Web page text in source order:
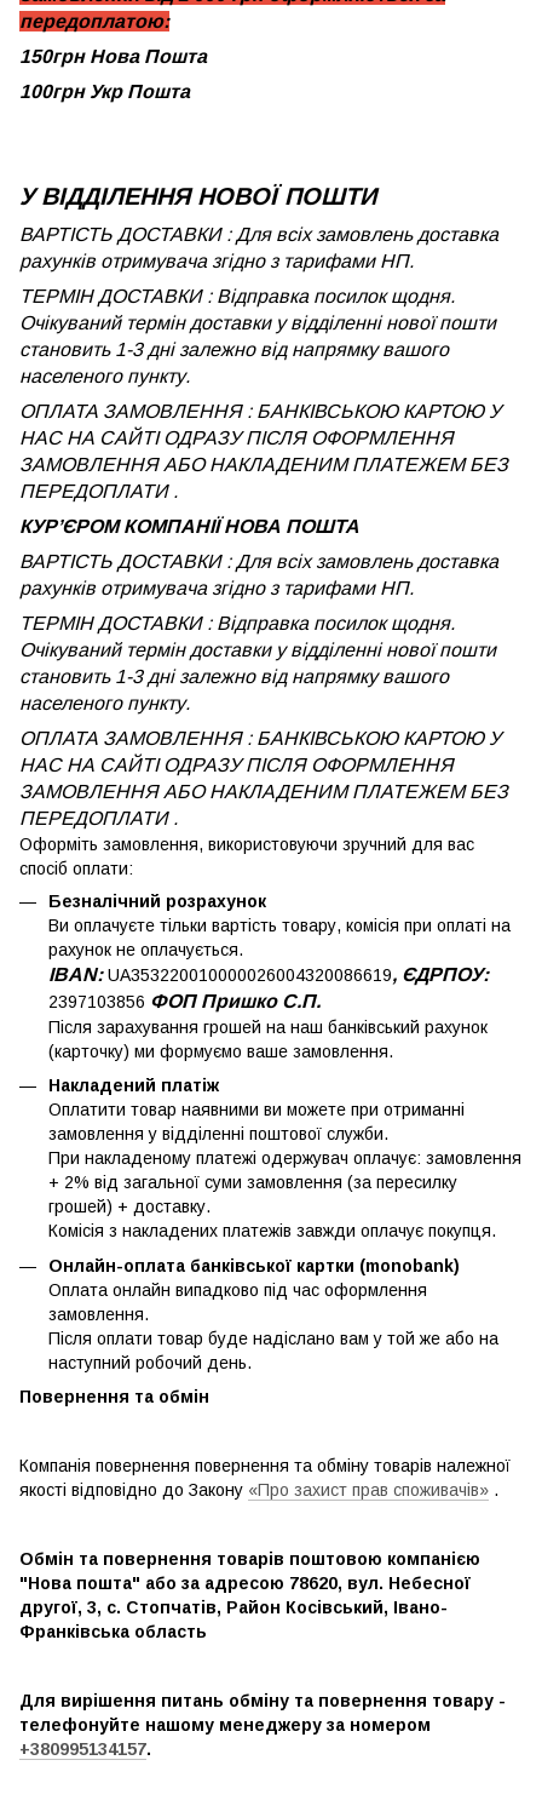
передоплатою:
150грн Нова Пошта
100грн Укр Пошта
У ВІДДІЛЕННЯ НОВОЇ ПОШТИ
ВАРТІСТЬ ДОСТАВКИ : Для всіх замовлень доставка
рахунків отримувача згідно з тарифами НП.
ТЕРМІН ДОСТАВКИ : Відправка посилок щодня.
Очікуваний термін доставки у відділенні нової пошти
становить 1-3 дні залежно від напрямку вашого
населеного пункту.
ОПЛАТА ЗАМОВЛЕННЯ : БАНКІВСЬКОЮ КАРТОЮ У
НАС НА САЙТІ ОДРАЗУ ПІСЛЯ ОФОРМЛЕННЯ
ЗАМОВЛЕННЯ АБО НАКЛАДЕНИМ ПЛАТЕЖЕМ БЕЗ
ПЕРЕДОПЛАТИ .
КУРʼЄРОМ КОМПАНІЇ НОВА ПОШТА
ВАРТІСТЬ ДОСТАВКИ : Для всіх замовлень доставка
рахунків отримувача згідно з тарифами НП.
ТЕРМІН ДОСТАВКИ : Відправка посилок щодня.
Очікуваний термін доставки у відділенні нової пошти
становить 1-3 дні залежно від напрямку вашого
населеного пункту.
ОПЛАТА ЗАМОВЛЕННЯ : БАНКІВСЬКОЮ КАРТОЮ У
НАС НА САЙТІ ОДРАЗУ ПІСЛЯ ОФОРМЛЕННЯ
ЗАМОВЛЕННЯ АБО НАКЛАДЕНИМ ПЛАТЕЖЕМБЕЗ
ПЕРЕДОПЛАТИ .
Оформіть замовлення, використовуючи зручний для вас
спосіб оплати:
Безналічний розрахунок
Ви оплачуєте тільки вартість товару, комісія при оплаті на
рахунок не оплачується.
IBAN:UA353220010000026004320086619, ЄДРПОУ:
2397103856 ФОП Пришко С.П.
Після зарахування грошей на наш банківський рахунок
(карточку) ми формуємо ваше замовлення.
Накладений платіж
Оплатити товар наявними ви можете при отриманні
замовлення у відділенні поштової служби.
При накладеному платежі одержувач оплачує: замовлення
+ 2% від загальної суми замовлення (за пересилку
грошей) + доставку.
Комісія з накладених платежів завжди оплачує покупця.
Онлайн-оплата банківської картки (monobank)
Оплата онлайн випадково під час оформлення
замовлення.
Після оплати товар буде надіслано вам у той же або на
наступний робочий день.
Повернення та обмін
Компанія повернення повернення та обміну товарів належної
якості відповідно до Закону «Про захист прав споживачів» .
Обмін та повернення товарів поштовою компанією
"Нова пошта" або за адресою 78620, вул. Небесної
другої, 3, с. Стопчатів, Район Косівський, Івано-
Франківська область
Для вирішення питань обміну та повернення товару -
телефонуйте нашому менеджеру за номером
+380995134157.